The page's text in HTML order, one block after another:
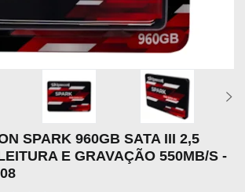
SPARK 960GB SATA III 2,5
E GRAVAÇÃO 550MB/S -